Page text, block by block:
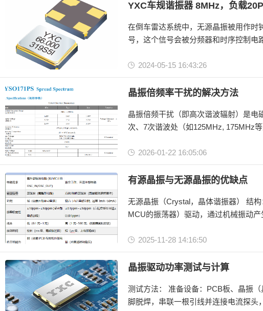
晶体谐振器
YXC车规谐振器 8MHz，负载
在倒车雷达系统中，无源晶振被用作时
号，这个信号会被分频器和时序控制电
2024-05-15 16:43:26
晶体谐振器
晶振倍频率干扰的解决方法
晶振倍频干扰（即高次谐波辐射）是
次、7次谐波处（如125MHz, 175MHz等
2026-01-22 16:05:06
无源晶振
有源晶振与无源晶振的优缺点
无源晶振（Crystal，晶体谐振器） 结
MCU的振荡器）驱动，通过机械振动产生谐振频率。 有源晶振（Oscillator，晶体振
2025-11-28 14:16:50
晶振驱动功率测试与计算
测试方法： 准备设备：PCB板、晶振
脚脱焊，串联一根引线并连接电流探头